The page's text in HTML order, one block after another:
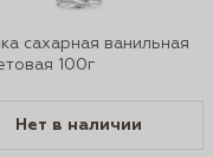
сахарная ванильная
100г
Нет в наличии